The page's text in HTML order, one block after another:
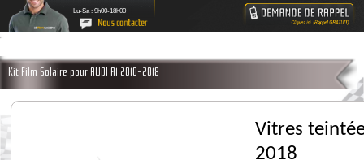
Lu-Sa : 9h00-18h00
Kit Film Solaire pour AUDI A1 2010-2018
Vitres
2018